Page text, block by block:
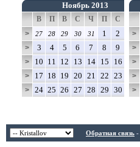
Ноябрь 2013
В П В С Ч П
С
>
27 28 29 30 31 1 2
> 3 4 5 6 7 8 9
> 10 11 12 13 14 15 16
> 17 18 19 20 21 22 23
> 24 25 26 27 28 29 30
>
>
>
>
>
Обратная связь -